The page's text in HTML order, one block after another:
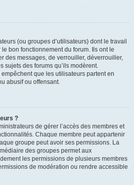
(ou groupes d’utilisateurs) dont le travail
bon fonctionnement du forum. Ils ont le
des messages, de verrouiller, déverrouiller,
sujets des forums qu’ils modèrent.
que les utilisateurs partent en
abusif ou offensant.
?
de gérer l’accès des membres et
Chaque membre peut appartenir
groupe peut avoir ses permissions. La
des groupes permet aux
les permissions de plusieurs membres
de modération ou rendre accessible